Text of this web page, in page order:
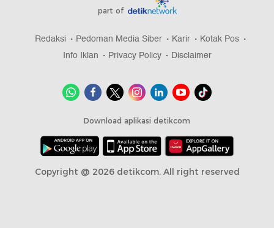
part of
Redaksi Pedoman Media Siber Karir
Kotak Pos
Info Iklan
Privacy Policy Disclaimer
Download aplikasi detikcom
Copyright @ 2026 detikcom, All right reserved